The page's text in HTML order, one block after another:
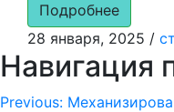
Подробнее
28 января, 2025 /
Навигация
Previous: